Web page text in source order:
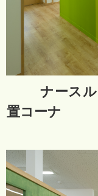
ナース
置コーナ